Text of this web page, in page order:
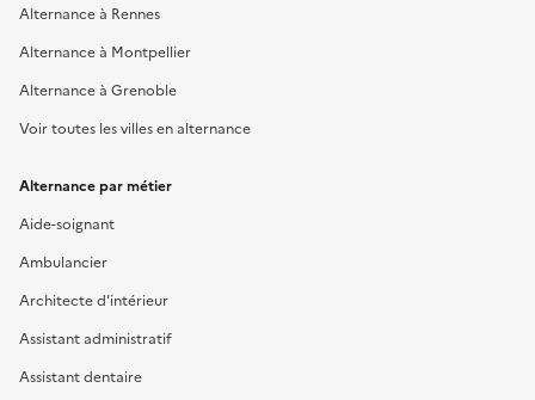
Alternance à Rennes
Alternance à Montpellier
Alternance à Grenoble
Voir toutes les villes en alternance
Alternance par métier
Aide-soignant
Ambulancier
Architecte d'intérieur
Assistant administratif
Assistant dentaire